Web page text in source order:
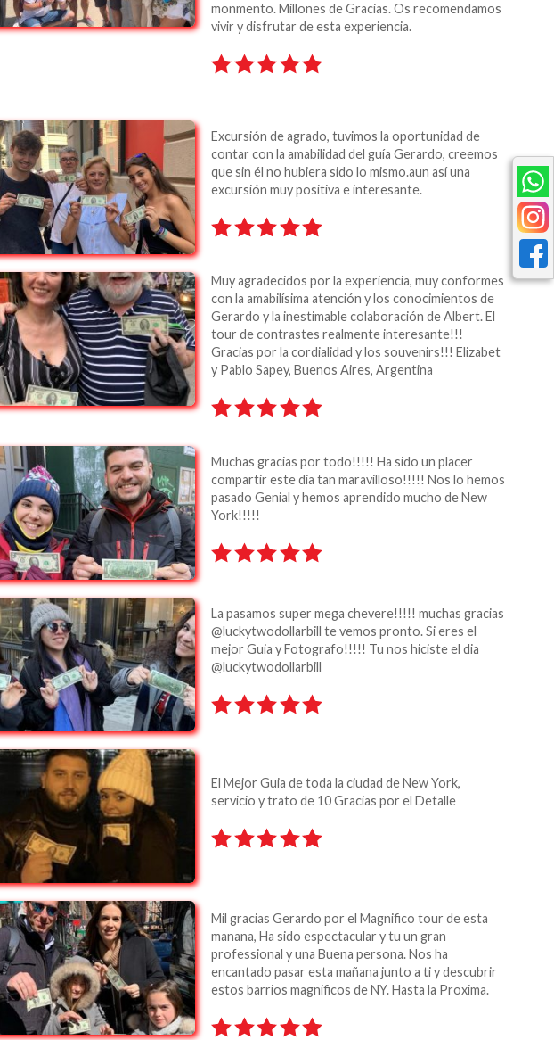
monmento. Millones de Gracias. Os recomendamos
vivir y disfrutar de esta experiencia.
Excursión de agrado, tuvimos la oportunidad de
contar con la amabilidad del guía Gerardo, creemos
que sin él no hubiera sido lo mismo.aun así una
excursión muy positiva e interesante.
Muy agradecidos por la experiencia, muy conformes
con la amabilísima atención y los conocimientos de
Gerardo y la inestimable colaboración de Albert. El
tour de contrastes realmente interesante!!!
Gracias por la cordialidad y los souvenirs!!! Elizabet
y Pablo Sapey, Buenos Aires, Argentina
Muchas gracias por todo!!!!! Ha sido un placer
compartir este dia tan maravilloso!!!!! Nos lo hemos
pasado Genial y hemos aprendido mucho de New
York!!!!!
La pasamos super mega chevere!!!!! muchas gracias
@luckytwodollarbill te vemos pronto. Si eres el
mejor Guia y Fotografo!!!!! Tu nos hiciste el dia
@luckytwodollarbill
El Mejor Guia de toda la ciudad de New York,
servicio y trato de 10 Gracias por el Detalle
Mil gracias Gerardo por el Magnifico tour de esta
manana, Ha sido espectacular y tu un gran
professional y una Buena persona. Nos ha
encantado pasar esta mañana junto a ti y descubrir
estos barrios magnificos de NY. Hasta la Proxima.